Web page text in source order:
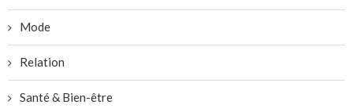
Mode
Relation
Santé & Bien-être